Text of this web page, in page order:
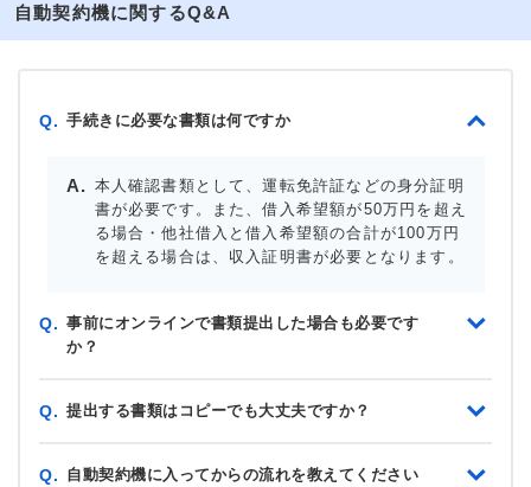
自動契約機に関するQ&A
Q. 手続きに必要な書類は何ですか
本人確認書類として、運転免許証などの身分証明
書が必要です。また、借入希望額が50万円を超え
る場合・他社借入と借入希望額の合計が100万円
を超える場合は、収入証明書が必要となります。
Q. 事前にオンラインで書類提出した場合も必要です
か？
Q. 提出する書類はコピーでも大丈夫ですか？
Q. 自動契約機に入ってからの流れを教えてください